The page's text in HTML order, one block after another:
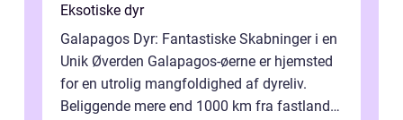
Eksotiske dyr
Galapagos Dyr: Fantastiske Skabninger i en
Unik Øverden Galapagos-øerne er hjemsted
for en utrolig mangfoldighed af dyreliv.
Beliggende mere end 1000 km fra fastlandet